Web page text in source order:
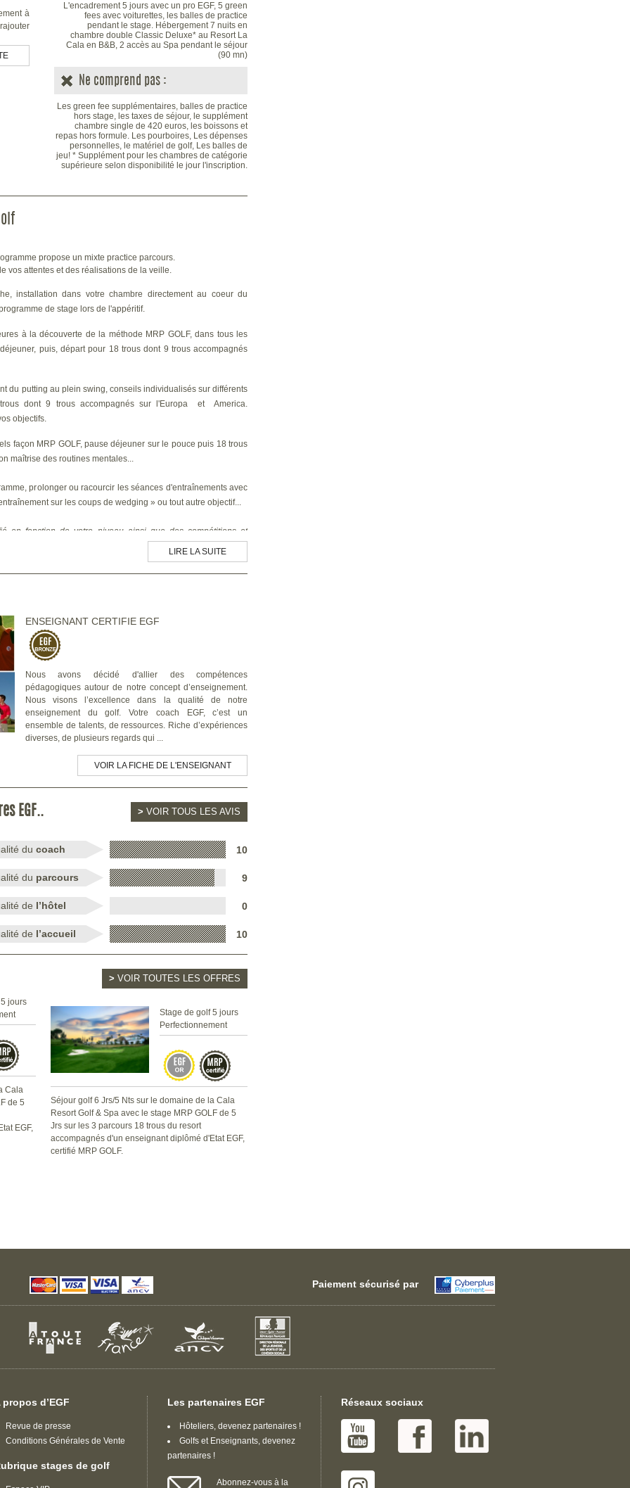
L'encadrement 5 jours avec un pro EGF, 5 green
fees avec voiturettes, les balles de practice
pendant le stage. Hébergement 7 nuits en
chambre double Classic Deluxe* au Resort La
Cala en B&B, 2 accès au Spa pendant le séjour
(90 mn)
Ne comprend pas :
Les green fee supplémentaires, balles de practice
hors stage, les taxes de séjour, le supplément
chambre single de 420 euros, les boissons et
repas hors formule. Les pourboires, Les dépenses
personnelles, le matériel de golf, Les balles de
jeu! * Supplément pour les chambres de catégorie
supérieure selon disponibilité le jour l'inscription.
à
plus
et
de
que
mieux
à
soleil
de la
le
sa
le
et
qui
à
et
de
sans
afin de
peut
propose un mixte practice parcours.
vos attentes et des réalisations de la veille.
installation dans votre chambre directement au coeur du
de stage lors de l'appéritif.
à la découverte de la méthode MRP GOLF, dans tous les
puis, départ pour 18 trous dont 9 trous accompagnés
du putting au plein swing, conseils individualisés sur différents
dont 9 trous accompagnés sur l'Europa et America.
objectifs.
façon MRP GOLF, pause déjeuner sur le pouce puis 18 trous
maîtrise des routines mentales...
prolonger ou racourcir les séances d'entraînements avec
sur les coups de wedging » ou tout autre objectif...
en fonction de votre niveau ainsi que des compétitions et
LIRE LA SUITE
ENSEIGNANT CERTIFIE EGF
Nous avons décidé d'allier des compétences
pédagogiques autour de notre concept d’enseignement.
Nous visons l’excellence dans la qualité de notre
enseignement du golf. Votre coach EGF, c’est un
ensemble de talents, de ressources. Riche d’expériences
diverses, de plusieurs regards qui ...
VOIR LA FICHE DE L'ENSEIGNANT
EGF.. > VOIR TOUS LES AVIS
ducoach 10
du parcours 9
de l’hôtel 0
de l’accueil 10
> VOIR TOUTES LES OFFRES
jours
Cala
de 5
EGF,
Stage de golf 5 jours
Perfectionnement
Séjour golf 6 Jrs/5 Nts sur le domaine de la Cala
Resort Golf & Spa avec le stage MRP GOLF de 5
Jrs sur les 3 parcours 18 trous du resort
accompagnés d'un enseignant diplômé d'Etat EGF,
certifié MRP GOLF.
Paiement sécurisé par
propos d’EGF
Revue de presse
Conditions Générales de Vente
stages de golf
Les partenaires EGF
Hôteliers, devenez partenaires !
Golfs et Enseignants, devenez
partenaires !
Abonnez-vous à la
Réseaux sociaux